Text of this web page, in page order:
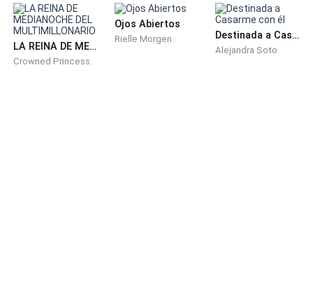
junto a la ventana, silencioso.
LA REINA DE MEDIANOCHE DEL MULTIMILLONARIO
Crowned Princess.
Ojos Abiertos
Rielle Morgen Destinada a Casarme con él
Alejandra Soto